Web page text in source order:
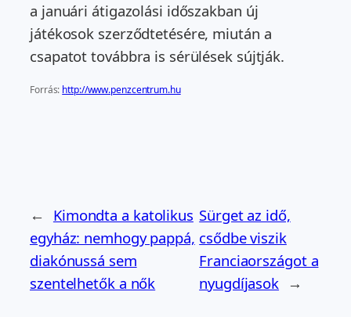
a januári átigazolási időszakban új
játékosok szerződtetésére, miután a
csapatot továbbra is sérülések sújtják.
Forrás: http://www.penzcentrum.hu
← Kimondta a katolikus
egyház: nemhogy pappá,
diakónussá sem
szentelhetők a nők
Sürget az idő,
csődbe viszik
Franciaországot a
nyugdíjasok →